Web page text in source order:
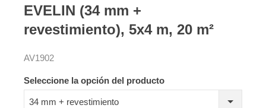
EVELIN (34 mm +
revestimiento), 5x4 m, 20 m²
AV1902
Seleccione la opción del producto
34 mm + revestimiento